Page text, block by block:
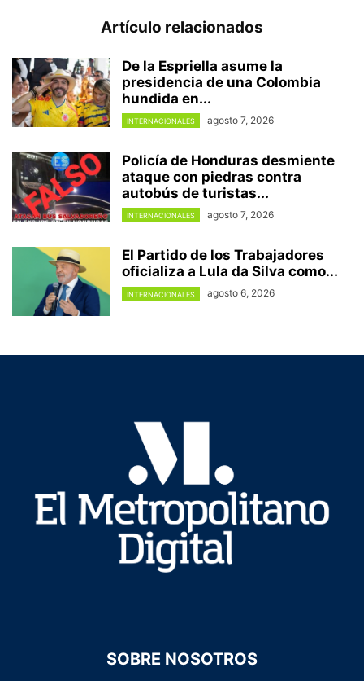
Artículo relacionados
De la Espriella asume la
presidencia de una Colombia
hundida en...
INTERNACIONALES agosto 7, 2026
Policía de Honduras desmiente
ataque con piedras contra
autobús de turistas...
INTERNACIONALES agosto 7, 2026
El Partido de los Trabajadores
oficializa a Lula da Silva como...
INTERNACIONALES agosto 6, 2026
SOBRE NOSOTROS